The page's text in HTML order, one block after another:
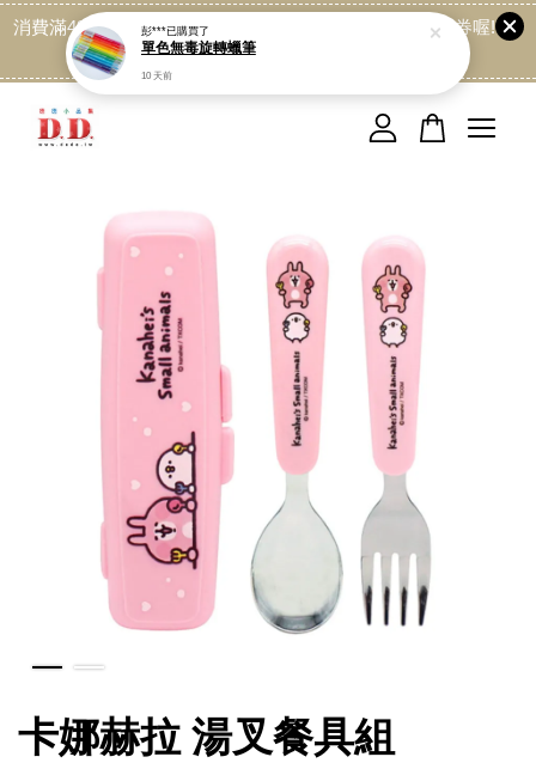
消費滿499免運喔, 記得加LINE:@dede168 領取專屬折扣券喔!
點我
卡娜赫拉 湯叉餐具組
您的購物車目前還是空的。